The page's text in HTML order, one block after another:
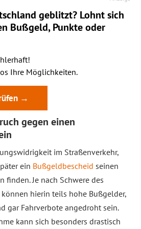
geblitzt? Lohnt sich
Bußgeld, Punkte oder
Ihre Möglichkeiten.
→
gegen einen
im Straßenverkehr,
ein Bußgeldbescheid seinen
finden. Je nach Schwere des
hierin teils hohe Bußgelder,
gar Fahrverbote angedroht sein.
kann sich besonders drastisch